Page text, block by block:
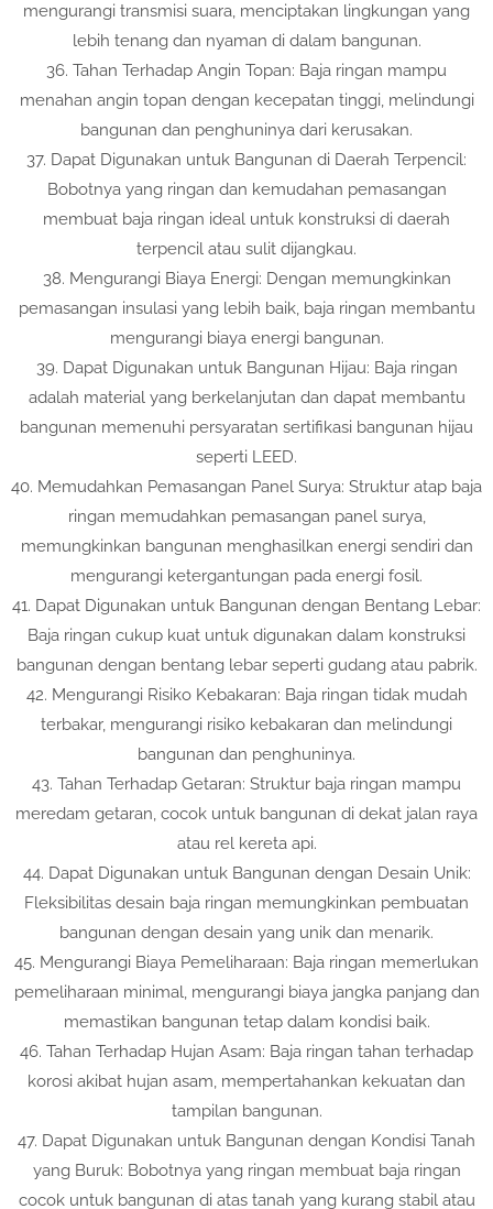
mengurangi transmisi suara, menciptakan lingkungan yang
lebih tenang dan nyaman di dalam bangunan.
36. Tahan Terhadap Angin Topan: Baja ringan mampu
menahan angin topan dengan kecepatan tinggi, melindungi
bangunan dan penghuninya dari kerusakan.
37. Dapat Digunakan untuk Bangunan di Daerah Terpencil:
Bobotnya yang ringan dan kemudahan pemasangan
membuat baja ringan ideal untuk konstruksi di daerah
terpencil atau sulit dijangkau.
38. Mengurangi Biaya Energi: Dengan memungkinkan
pemasangan insulasi yang lebih baik, baja ringan membantu
mengurangi biaya energi bangunan.
39. Dapat Digunakan untuk Bangunan Hijau: Baja ringan
adalah material yang berkelanjutan dan dapat membantu
bangunan memenuhi persyaratan sertifikasi bangunan hijau
seperti LEED.
40. Memudahkan Pemasangan Panel Surya: Struktur atap baja
ringan memudahkan pemasangan panel surya,
memungkinkan bangunan menghasilkan energi sendiri dan
mengurangi ketergantungan pada energi fosil.
41. Dapat Digunakan untuk Bangunan dengan Bentang Lebar:
Baja ringan cukup kuat untuk digunakan dalam konstruksi
bangunan dengan bentang lebar seperti gudang atau pabrik.
42. Mengurangi Risiko Kebakaran: Baja ringan tidak mudah
terbakar, mengurangi risiko kebakaran dan melindungi
bangunan dan penghuninya.
43. Tahan Terhadap Getaran: Struktur baja ringan mampu
meredam getaran, cocok untuk bangunan di dekat jalan raya
atau rel kereta api.
44. Dapat Digunakan untuk Bangunan dengan Desain Unik:
Fleksibilitas desain baja ringan memungkinkan pembuatan
bangunan dengan desain yang unik dan menarik.
45. Mengurangi Biaya Pemeliharaan: Baja ringan memerlukan
pemeliharaan minimal, mengurangi biaya jangka panjang dan
memastikan bangunan tetap dalam kondisi baik.
46. Tahan Terhadap Hujan Asam: Baja ringan tahan terhadap
korosi akibat hujan asam, mempertahankan kekuatan dan
tampilan bangunan.
47. Dapat Digunakan untuk Bangunan dengan Kondisi Tanah
yang Buruk: Bobotnya yang ringan membuat baja ringan
cocok untuk bangunan di atas tanah yang kurang stabil atau